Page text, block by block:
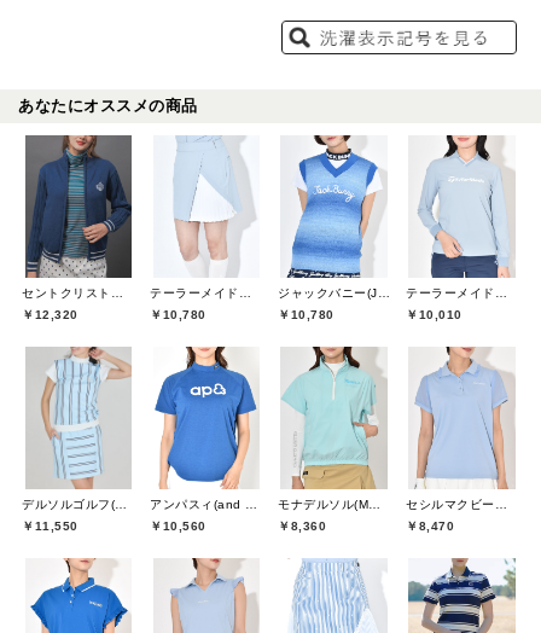
あなたにオススメの商品
￥12,320
￥10,780
￥10,780
￥10,010
￥11,550
￥10,560
￥8,360
￥8,470